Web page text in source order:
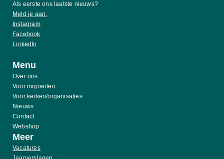
Als eerste ons laatste nieuws?
Meld je aan.
Instagram
Facebook
LinkedIn
Menu
Over ons
Voor migranten
Voor kerken/organisaties
Nieuws
Contact
Webshop
Meer
Vacatures